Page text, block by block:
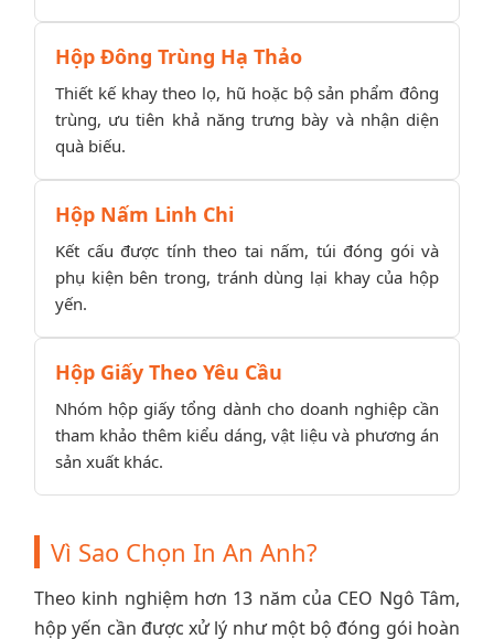
Hộp Đông Trùng Hạ Thảo
Thiết kế khay theo lọ, hũ hoặc bộ sản phẩm đông
trùng, ưu tiên khả năng trưng bày và nhận diện
quà biếu.
Hộp Nấm Linh Chi
Kết cấu được tính theo tai nấm, túi đóng gói và
phụ kiện bên trong, tránh dùng lại khay của hộp
yến.
Hộp Giấy Theo Yêu Cầu
Nhóm hộp giấy tổng dành cho doanh nghiệp cần
tham khảo thêm kiểu dáng, vật liệu và phương án
sản xuất khác.
Vì Sao Chọn In An Anh?
Theo kinh nghiệm hơn 13 năm của CEO Ngô Tâm,
hộp yến cần được xử lý như một bộ đóng gói hoàn